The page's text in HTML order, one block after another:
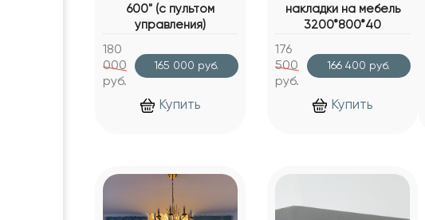
600" (с пультом
управления)
180
000
руб.
165 000 руб.
Купить
накладки на мебель
3200*800*40
176
500
руб.
166 400 руб.
Купить